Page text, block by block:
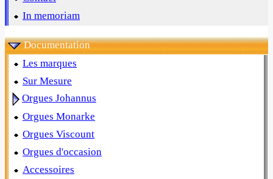
In memoriam
Documentation
Les marques
Sur Mesure
Orgues Johannus
Orgues Monarke
Orgues Viscount
Orgues d'occasion
Accessoires